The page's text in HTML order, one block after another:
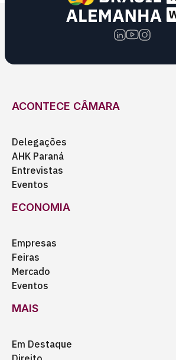
ACONTECE CÂMARA
Delegações
AHK Paraná
Entrevistas
Eventos
ECONOMIA
Empresas
Feiras
Mercado
Eventos
MAIS
Em Destaque